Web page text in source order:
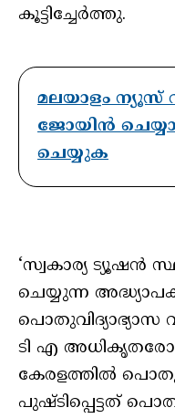
കൂട്ടിച്ചേർത്തു.
മലയാളം ന്യൂസ്
ജോയിൻ
ചെയ്യുക
‘സ്വകാര്യ ട്യൂഷൻ
ചെയ്യുന്ന
പൊതുവിദ്യാഭ്യാസ
ടി എ അധികൃതരോട്
കേരളത്തിൽ പൊതു
പുഷ്ടിപ്പെട്ടത്